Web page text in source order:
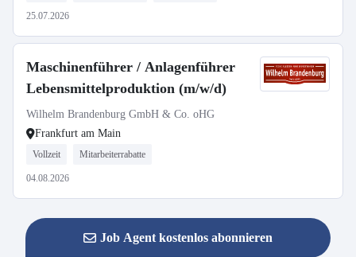
25.07.2026
Maschinenführer / Anlagenführer
Lebensmittelproduktion (m/w/d)
Wilhelm Brandenburg GmbH & Co. oHG
Frankfurt am Main
Vollzeit Mitarbeiterrabatte
04.08.2026
Job Agent kostenlos abonnieren